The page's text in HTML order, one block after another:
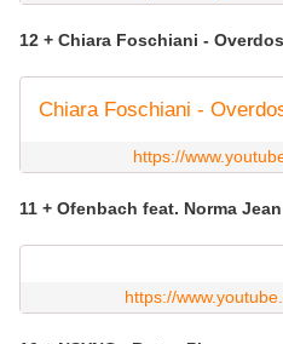
12 + Chiara Foschiani -
Chiara Foschiani -
https://
11 + Ofenbach feat. Norma
https://